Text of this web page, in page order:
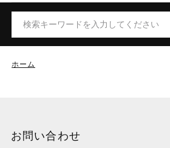
ホーム
お問い合わせ